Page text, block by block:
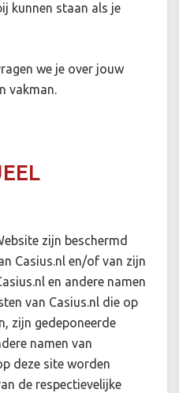
kunnen staan als je
we je over jouw
vakman.
zijn beschermd
Casius.nl en/of van zijn
en andere namen
van Casius.nl die op
zijn gedeponeerde
namen van
deze site worden
de respectievelijke